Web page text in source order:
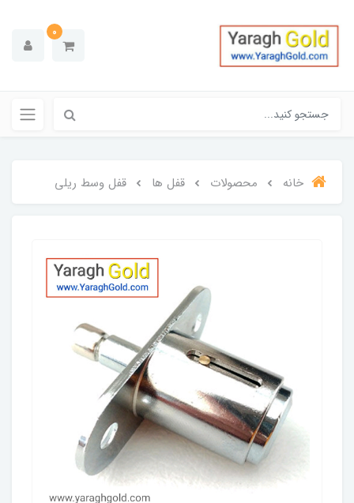
0
خانه محصولات قفل ها قفل وسط ریلی